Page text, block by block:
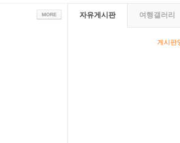
자유게시판 여행갤러리
게시판